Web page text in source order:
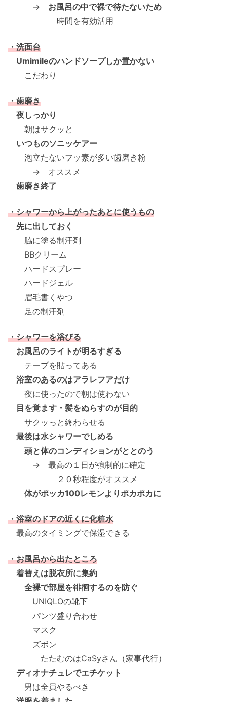
→ お風呂の中で裸で待たないため
時間を有効活用
・洗面台
Umimileのハンドソープしか置かない
こだわり
・歯磨き
夜しっかり
朝はサクッと
いつものソニッケアー
泡立たないフッ素が多い歯磨き粉
→ オススメ
歯磨き終了
・シャワーから上がったあとに使うもの
先に出しておく
脇に塗る制汗剤
BBクリーム
ハードスプレー
ハードジェル
眉毛書くやつ
足の制汗剤
・シャワーを浴びる
お風呂のライトが明るすぎる
テープを貼ってある
浴室のあるのはアラレフアだけ
夜に使ったので朝は使わない
目を覚ます・髪をぬらすのが目的
サクッっと終わらせる
最後は水シャワーでしめる
頭と体のコンディションがととのう
→ 最高の１日が強制的に確定
２０秒程度がオススメ
体がポッカ100レモンよりポカポカに
・浴室のドアの近くに化粧水
最高のタイミングで保湿できる
・お風呂から出たところ
着替えは脱衣所に集約
全裸で部屋を徘徊するのを防ぐ
UNIQLOの靴下
パンツ盛り合わせ
マスク
ズボン
たたむのはCaSyさん（家事代行）
ディオナチュレでエチケット
男は全員やるべき